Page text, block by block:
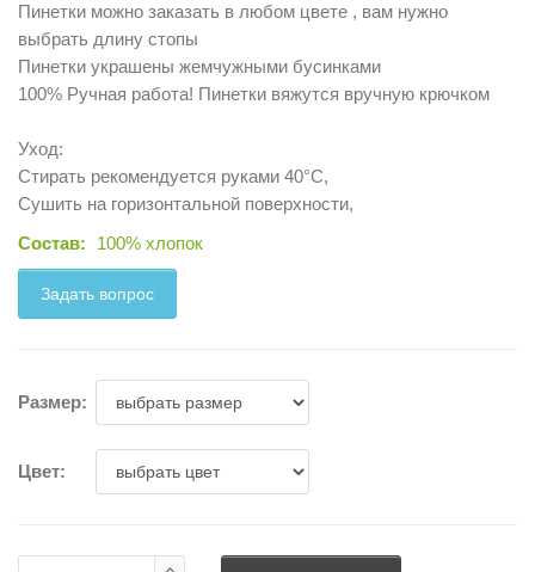
Пинетки можно заказать в любом цвете , вам нужно
выбрать длину стопы
Пинетки украшены жемчужными бусинками
100% Ручная работа! Пинетки вяжутся вручную крючком
Уход:
Стирать рекомендуется руками 40°C,
Сушить на горизонтальной поверхности,
Состав:
100% хлопок
Задать вопрос
Размер:
Цвет: